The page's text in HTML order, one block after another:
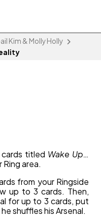
Kim & Molly Holly
titled Wake Up…
Ring area.
from your Ringside
up to 3 cards. Then,
for up to 3 cards, put
shuffles his Arsenal.